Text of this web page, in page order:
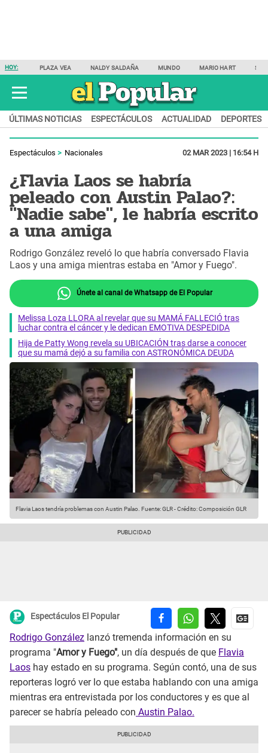
HOY: PLAZA VEA NALDY SALDAÑA MUNDO MARIO HART
ÚLTIMAS NOTICIAS ESPECTÁCULOS ACTUALIDAD DEPORTES
Espectáculos Nacionales 02 MAR 2023 | 16:54 H
¿Flavia Laos se habría
peleado con Austin Palao?:
"Nadie sabe", le habría escrito
a una amiga
Rodrigo González reveló lo que habría conversado Flavia
Laos y una amiga mientras estaba en "Amor y Fuego".
Únete al canal de Whatsapp de El Popular
Melissa Loza LLORA al revelar que su MAMÁ FALLECIÓ tras
luchar contra el cáncer y le dedican EMOTIVA DESPEDIDA
Hija de Patty Wong revela su UBICACIÓN tras darse a conocer
que su mamá dejó a su familia con ASTRONÓMICA DEUDA
Flavia Laos tendría problemas con Austin Palao. Fuente: GLR-Crédito: Composición GLR
Espectáculos El Popular
Rodrigo González lanzó tremenda información en su
programa "Amor y Fuego", un día después de que Flavia
Laos hay estado en su programa. Según contó, una de sus
reporteras logró ver lo que estaba hablando con una amiga
mientras era entrevistada por los conductores y es que al
parecer se habría peleado con Austin Palao.